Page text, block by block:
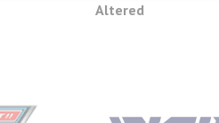
Altered